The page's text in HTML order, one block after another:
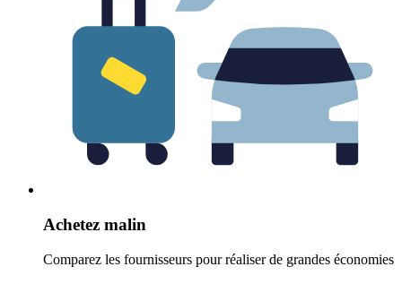
Achetez malin
Comparez les fournisseurs pour réaliser de grandes économies